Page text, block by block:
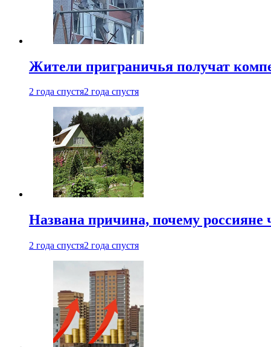
Жители приграничья получат
2 года спустя2 года спустя
Названа причина, почему
2 года спустя2 года спустя